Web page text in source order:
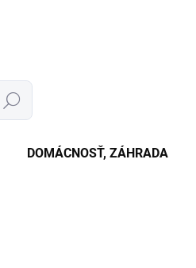
Hľadať
DOMÁCNOSŤ, ZÁHRADA